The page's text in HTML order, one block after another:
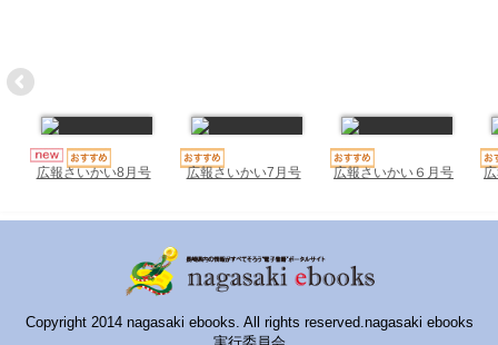
広報さいかい8月号 広報さいかい7月号 広報さいかい６月号
Copyright 2014 nagasaki ebooks. All rights reserved.nagasaki ebooks
みなみしまばらebooks
はさみebooks
ながさき市ebooks
さいかいイーブックス